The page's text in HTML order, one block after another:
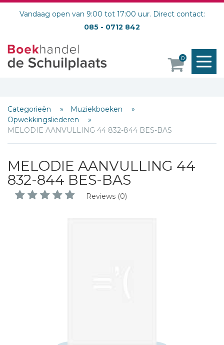
Vandaag open van 9:00 tot 17:00 uur. Direct contact:
085 - 0712 842
0
Categorieën
Muziekboeken
Opwekkingsliederen
MELODIE AANVULLING 44 832-844 BES-BAS
MELODIE AANVULLING 44
832-844 BES-BAS
Reviews (0)
Naam *
E-mail *